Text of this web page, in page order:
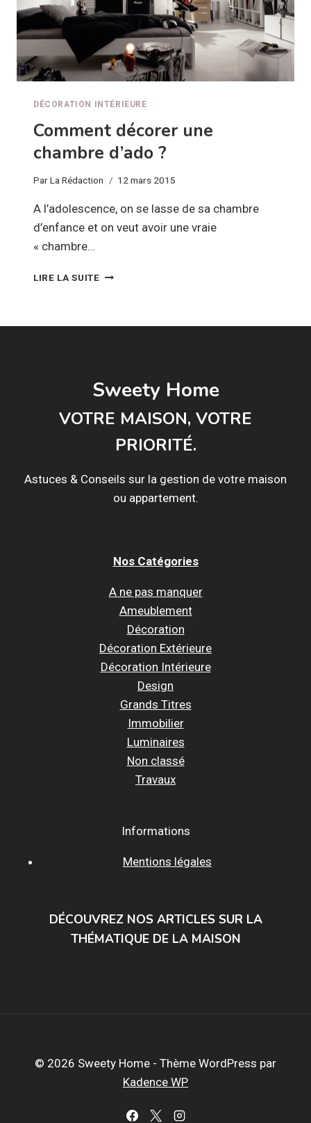
DÉCORATION INTÉRIEURE
Comment décorer une
chambre d’ado ?
ParLa Rédaction 12 mars 2015
A l’adolescence, on se lasse de sa chambre
d’enfance et on veut avoir une vraie
« chambre…
LIRE LA SUITECOMMENT
Sweety Home
VOTRE MAISON, VOTRE
PRIORITÉ.
Astuces & Conseils sur la gestion de votre maison
ou appartement.
Nos Catégories
A ne pas manquer
Ameublement
Décoration
Décoration Extérieure
Décoration Intérieure
Design
Grands Titres
Immobilier
Luminaires
Non classé
Travaux
Informations
Mentions légales
DÉCOUVREZ NOS ARTICLES SUR LA
THÉMATIQUE DE LA MAISON
© 2026 Sweety Home - Thème WordPress par
Kadence WP